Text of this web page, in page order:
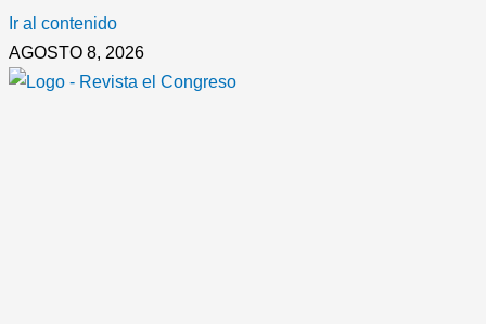
Ir al contenido
AGOSTO 8, 2026